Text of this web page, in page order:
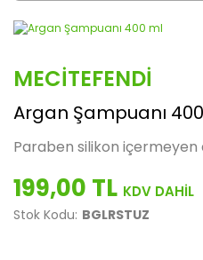
MECITEFENDI
Argan Şampuanı
Paraben silikon içermeyen
199,00 TL
Stok Kodu: BGLRSTUZ